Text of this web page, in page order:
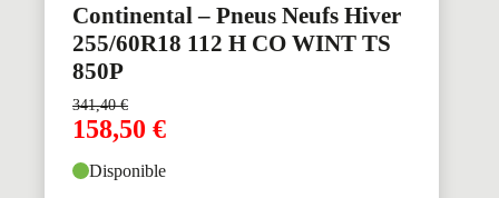
Continental – Pneus Neufs Hiver
255/60R18 112 H CO WINT TS
850P
341,40€
158,50 €
Disponible